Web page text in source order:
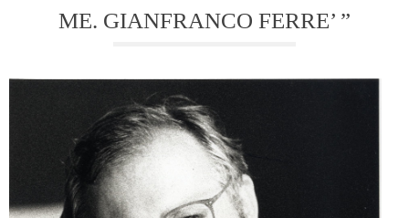
FASHION
OUTFIT
BEAUTY
TRAVEL
ME. GIANFRANCO FERRE’ ”